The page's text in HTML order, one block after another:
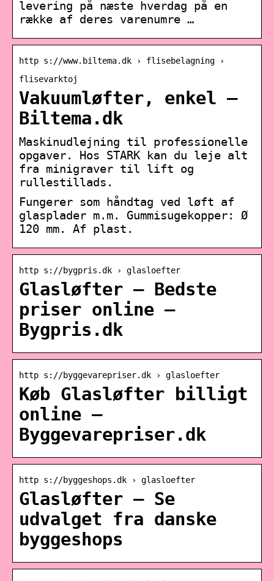
levering på næste hverdag på en
række af deres varenumre …
http s://www.biltema.dk › flisebelagning ›
flisevarktoj
Vakuumløfter, enkel –
Biltema.dk
Maskinudlejning til professionelle
opgaver. Hos STARK kan du leje alt
fra minigraver til lift og
rullestillads.
Fungerer som håndtag ved løft af
glasplader m.m. Gummisugekopper: Ø
120 mm. Af plast.
http s://bygpris.dk › glasloefter
Glasløfter – Bedste
priser online –
Bygpris.dk
http s://byggevarepriser.dk › glasloefter
Køb Glasløfter billigt
online –
Byggevarepriser.dk
http s://byggeshops.dk › glasloefter
Glasløfter – Se
udvalget fra danske
byggeshops